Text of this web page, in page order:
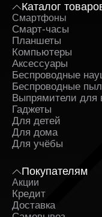
Каталог
Смартфоны
Смарт-часы
Планшеты
Компьютеры
Аксессуары
Беспроводные
Беспроводные
Выпрямители для
Гаджеты
Для детей
Для дома
Для учёбы
Покупателям
Акции
Кредит
Доставка